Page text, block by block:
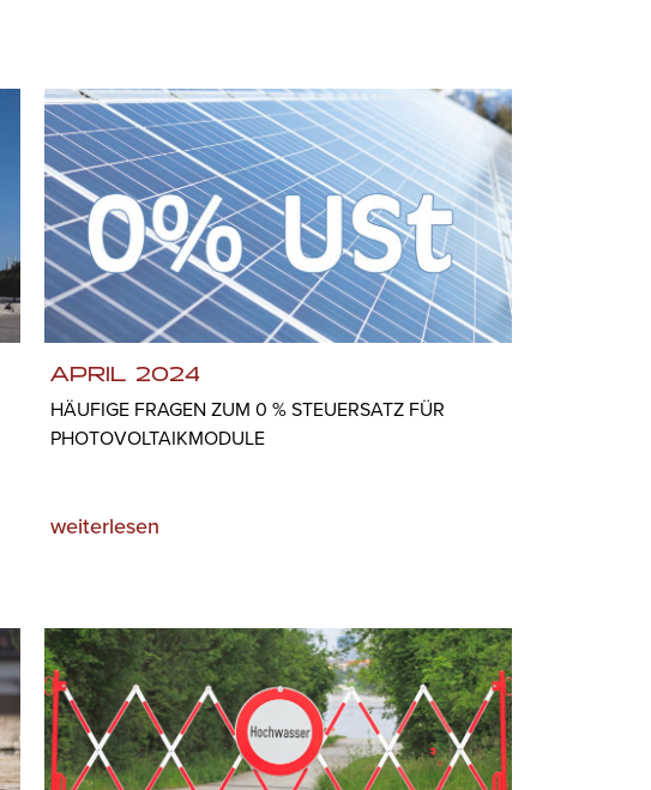
APRIL 2024
HÄUFIGE FRAGEN ZUM 0 % STEUERSATZ FÜR
PHOTOVOLTAIKMODULE
weiterlesen